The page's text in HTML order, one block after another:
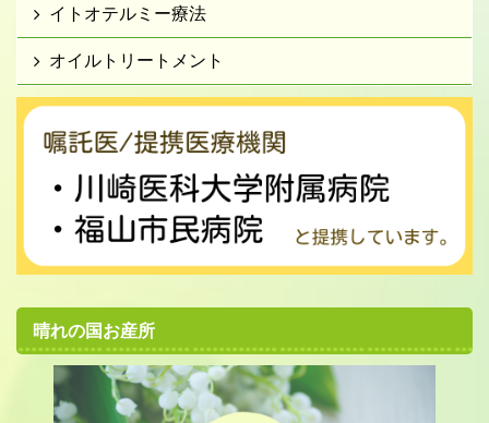
イトオテルミー療法
オイルトリートメント
晴れの国お産所